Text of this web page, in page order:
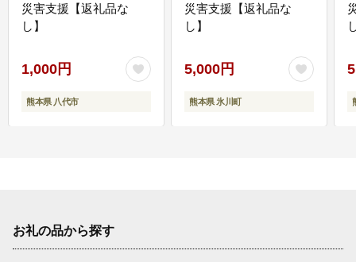
災害支援【返礼品な
し】
1,000円
熊本県 八代市
災害支援【返礼品な
し】
5,000円
熊本県 氷川町
お礼の品から探す